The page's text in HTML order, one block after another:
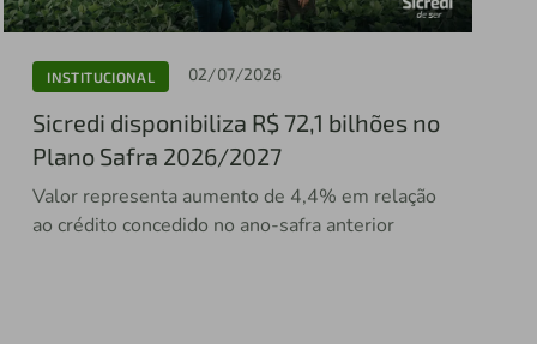
INSTITUCIONAL 02/07/2026
Sicredi disponibiliza R$ 72,1 bilhões no
Plano Safra 2026/2027
Valor representa aumento de 4,4% em relação
ao crédito concedido no ano-safra anterior